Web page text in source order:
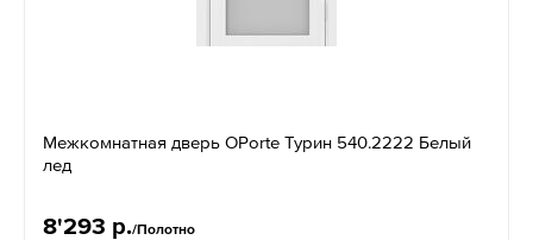
Межкомнатная дверь OPorte Турин 540.2222 Белый
лед
8'293 р./Полотно